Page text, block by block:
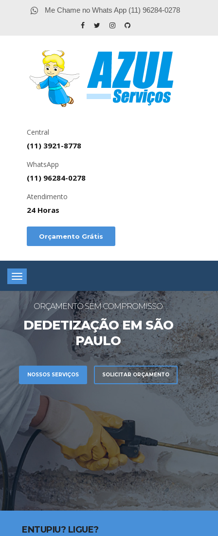
Me Chame no Whats App (11) 96284-0278
Central
(11) 3921-8778
WhatsApp
(11) 96284-0278
Atendimento
24 Horas
Orçamento Grátis
Toggle
navigation
ORÇAMENTO SEM COMPROMISSO
DEDETIZAÇÃO EM SÃO
PAULO
NOSSOS SERVIÇOS SOLICITAR ORÇAMENTO
ENTUPIU? LIGUE?